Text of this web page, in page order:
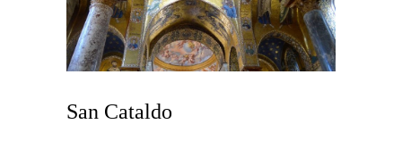
San Cataldo